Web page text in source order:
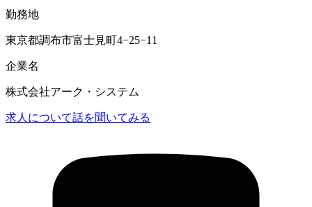
勤務地
東京都調布市富士見町4−25−11
企業名
株式会社アーク・システム
求人について話を聞いてみる